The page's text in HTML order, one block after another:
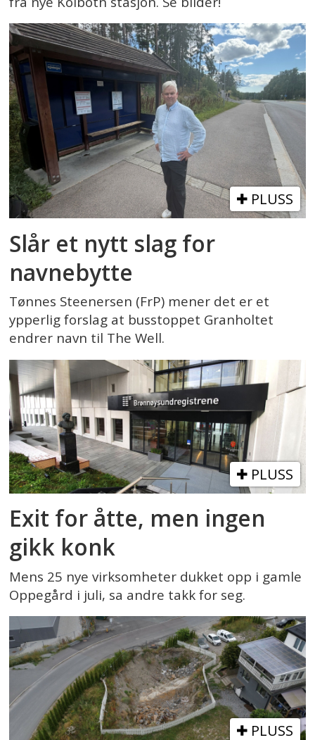
PLUSS
Slår et nytt slag for
navnebytte
Tønnes Steenersen (FrP) mener det er et
ypperlig forslag at busstoppet Granholtet
endrer navn til The Well.
PLUSS
Exit for åtte, men ingen
gikk konk
Mens 25 nye virksomheter dukket opp i gamle
Oppegård i juli, sa andre takk for seg.
PLUSS